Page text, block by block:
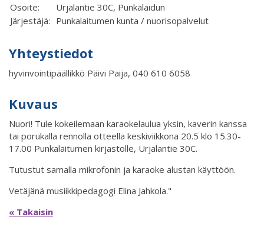
Osoite:
Urjalantie 30C, Punkalaidun
Järjestäjä: Punkalaitumen kunta / nuorisopalvelut
Yhteystiedot
hyvinvointipäällikkö Päivi Paija, 040 610 6058
Kuvaus
Nuori! Tule kokeilemaan karaokelaulua yksin, kaverin kanssa
tai porukalla rennolla otteella keskiviikkona 20.5 klo 15.30-
17.00 Punkalaitumen kirjastolle, Urjalantie 30C.
Tutustut samalla mikrofonin ja karaoke alustan käyttöön.
Vetäjänä musiikkipedagogi Elina Jahkola."
« Takaisin